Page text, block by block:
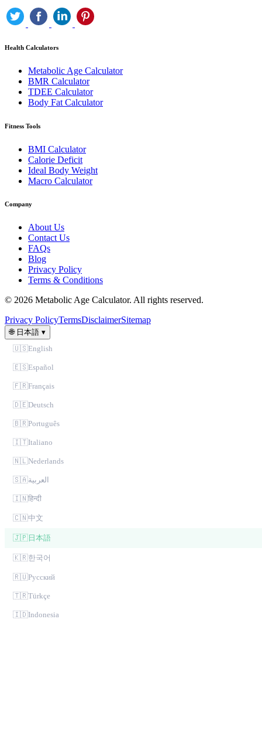
Health Calculators
Metabolic Age Calculator
BMR Calculator
TDEE Calculator
Body Fat Calculator
Fitness Tools
BMI Calculator
Calorie Deficit
Ideal Body Weight
Macro Calculator
Company
About Us
Contact Us
FAQs
Blog
Privacy Policy
Terms & Conditions
© 2026 Metabolic Age Calculator. All rights reserved.
Privacy PolicyTermsDisclaimerSitemap
🌐 日本語 ▾
🇺🇸English
🇪🇸Español
🇫🇷Français
🇩🇪Deutsch
🇧🇷Português
🇮🇹Italiano
🇳🇱Nederlands
🇸🇦العربية
🇮🇳हिन्दी
🇨🇳中文
🇯🇵 日本語
🇰🇷한국어
🇷🇺Русский
🇹🇷Türkçe
🇮🇩Indonesia